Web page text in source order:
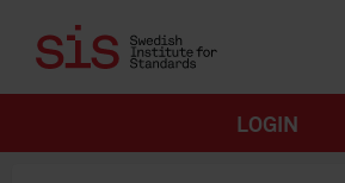
LOGIN